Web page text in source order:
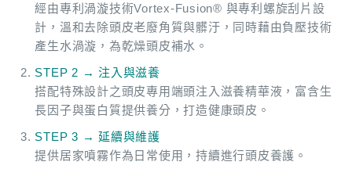
經由專利渦漩技術Vortex-Fusion® 與專利螺旋刮片設
計，溫和去除頭皮老廢角質與髒汙，同時藉由負壓技術
產生水渦漩，為乾燥頭皮補水。
STEP 2 → 注入與滋養
搭配特殊設計之頭皮專用端頭注入滋養精華液，富含生
長因子與蛋白質提供養分，打造健康頭皮。
STEP 3 → 延續與維護
提供居家噴霧作為日常使用，持續進行頭皮養護。